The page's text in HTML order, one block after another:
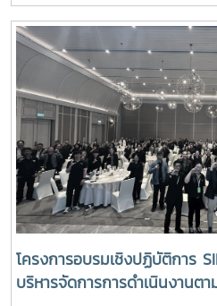
แก่ผู้บริหารและบุคลากรทุกระดับ เ
ความเสี่ยงไปประยุกต์ใช้ในการวาง
ปฏิบัติงานได้อย่างเป็นระบบ ผ่าน
ทั้งการแลกเปลี่ยนประสบการณ์แ
รับเกียรติจาก ดร.อวิรุทธ์ ฉัตรมาล
ความเสี่ยง จุฬาลงกรณ์มหาวิทย
ด้านการาบริหารความเสี่ยงในการ
เปลี่ยนประสบการณ์แก่ผู้เข้าร่วมโค
โครงการประกอบด้วย - เครื่องมือที่
เกี่ยวข้องกับการบริหารองค์กร แ
ประเด็นความเสี่ยง - การใช้เครื่อง
การกำหนดประเด็นความเสี่ยง และ
การวัด ประเมินผล และการติดตา
โครงการอบรมเชิงปฏิบัติการ
บริหารจัดการการดำเนินงานต